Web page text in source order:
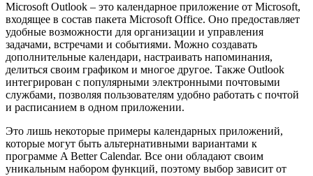
Microsoft Outlook – это календарное приложение от Microsoft,
входящее в состав пакета Microsoft Office. Оно предоставляет
удобные возможности для организации и управления
задачами, встречами и событиями. Можно создавать
дополнительные календари, настраивать напоминания,
делиться своим графиком и многое другое. Также Outlook
интегрирован с популярными электронными почтовыми
службами, позволяя пользователям удобно работать с почтой
и расписанием в одном приложении.
Это лишь некоторые примеры календарных приложений,
которые могут быть альтернативными вариантами к
программе A Better Calendar. Все они обладают своим
уникальным набором функций, поэтому выбор зависит от